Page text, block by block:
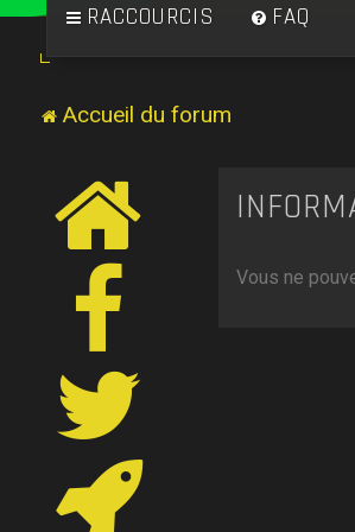
RACCOURCIS FAQ
Accueil du forum
Vous ne